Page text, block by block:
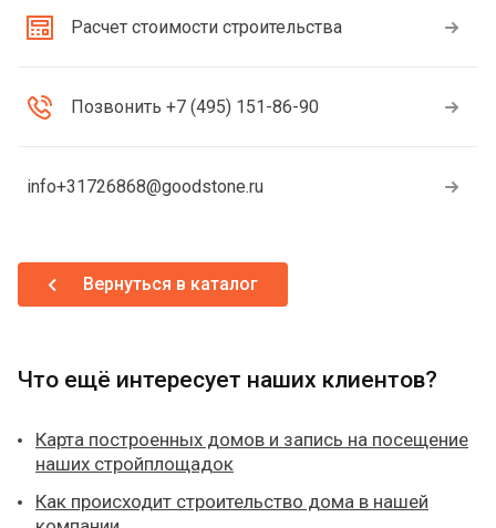
Расчет стоимости строительства
Позвонить +7 (495) 151-86-90
info+31726868@goodstone.ru
Вернуться в каталог
Что ещё интересует наших клиентов?
Карта построенных домов и запись на посещение
наших стройплощадок
Как происходит строительство дома в нашей